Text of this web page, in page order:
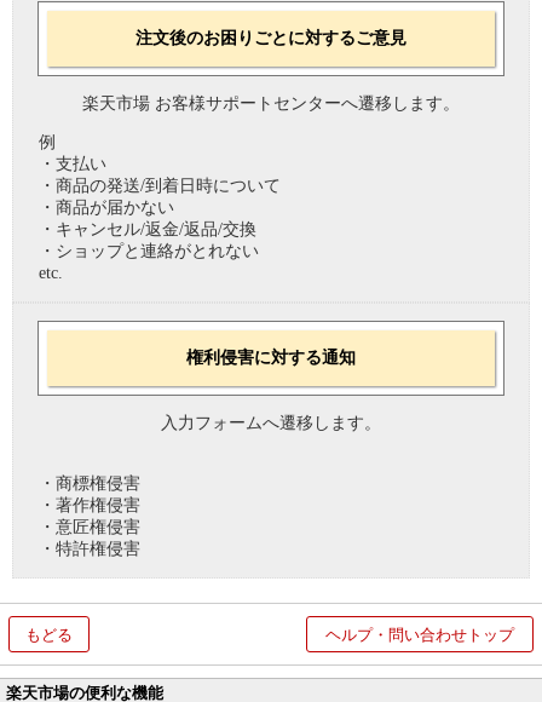
注文後のお困りごとに対するご意見
楽天市場 お客様サポートセンターへ遷移します。
例
・支払い
・商品の発送/到着日時について
・商品が届かない
・キャンセル/返金/返品/交換
・ショップと連絡がとれない
etc.
権利侵害に対する通知
入力フォームへ遷移します。
・商標権侵害
・著作権侵害
・意匠権侵害
・特許権侵害
もどる ヘルプ・問い合わせトップ
楽天市場の便利な機能